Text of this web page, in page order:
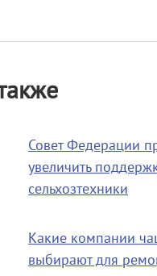
Совет Федерации
увеличить
сельхозтехники
Какие компании
выбирают для